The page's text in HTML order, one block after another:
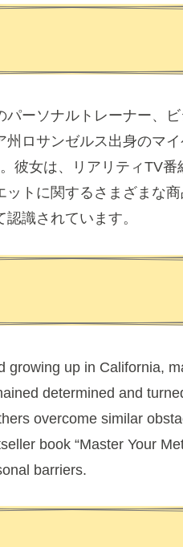
ーソナルトレーナー、
ロサンゼルス出身のマ
彼女は、リアリティTV
トに関するさまざまな
識されています。
growing up in California,
determined and
overcome similar
book “Master Your
barriers.